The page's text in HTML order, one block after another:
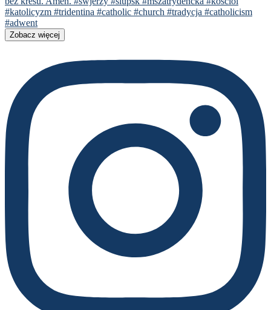
Zobacz więcej